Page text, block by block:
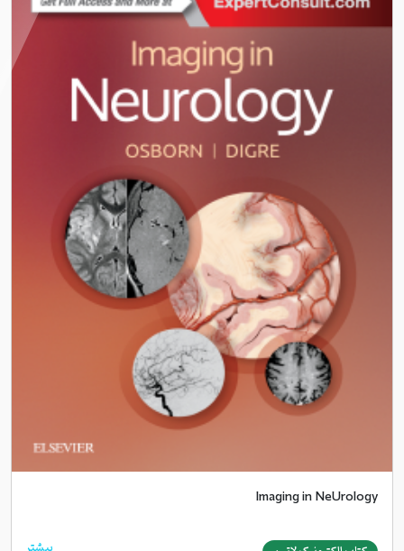
Imaging in NeUrology